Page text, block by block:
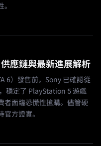
應鏈與最新進展解析
6）發售前，Sony 已確認從
穩定了 PlayStation 5 遊戲
者面臨恐慌性搶購。儘管硬
方證實。